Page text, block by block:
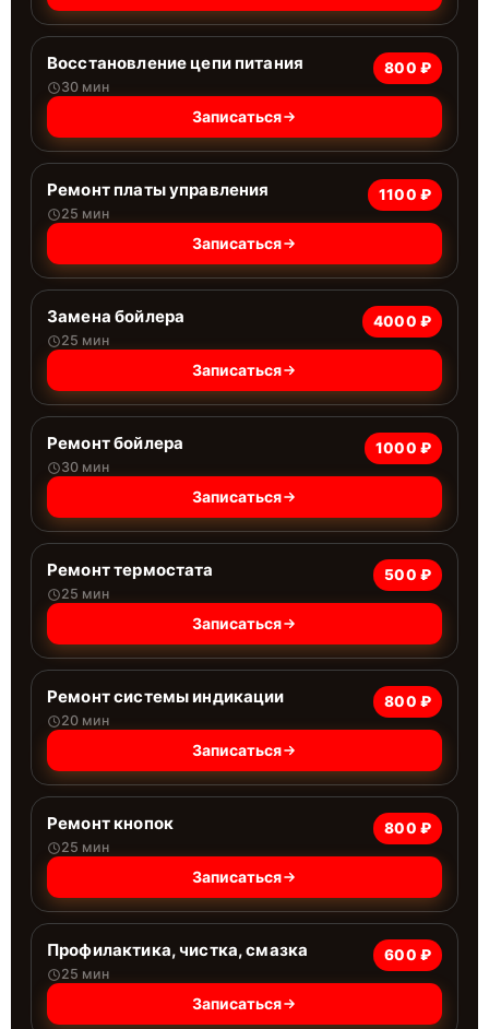
Восстановление цепи питания
30 мин
800 ₽
Записаться
Ремонт платы управления
25 мин
1100 ₽
Записаться
Замена бойлера
25 мин
4000 ₽
Записаться
Ремонт бойлера
30 мин
1000 ₽
Записаться
Ремонт термостата
25 мин
500 ₽
Записаться
Ремонт системы индикации
20 мин
800 ₽
Записаться
Ремонт кнопок
25 мин
800 ₽
Записаться
Профилактика, чистка, смазка
25 мин
600 ₽
Записаться